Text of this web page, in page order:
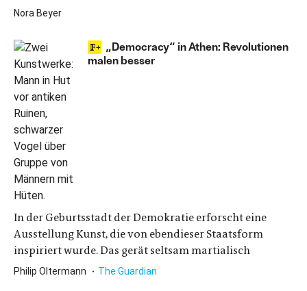
Nora Beyer
„Democracy“ in Athen: Revolutionen
malen besser
In der Geburtsstadt der Demokratie erforscht eine
Ausstellung Kunst, die von ebendieser Staatsform
inspiriert wurde. Das gerät seltsam martialisch
Philip Oltermann The Guardian